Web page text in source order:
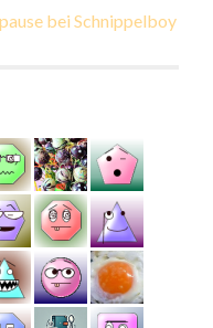
bei Schnippelboy